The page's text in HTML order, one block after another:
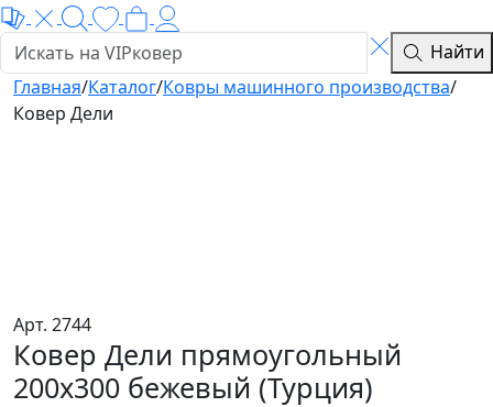
Найти
Главная/Каталог/Ковры машинного производства/
Ковер Дели
Арт. 2744
Ковер Дели прямоугольный
200x300 бежевый (Турция)